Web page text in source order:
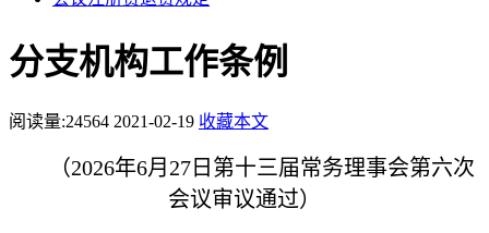
分支机构工作条例
阅读量:24564 2021-02-19 收藏本文
（2026年6月27日第十三届常务理事会第六次
会议审议通过）